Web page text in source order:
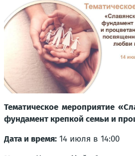
Тематическое мероприятие
фундамент крепкой семьи и
Дата и время: 14 июля в 14:00